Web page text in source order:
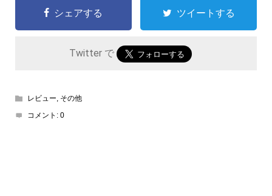
シェアする ツイートする
Twitter で
レビュー, その他
コメント: 0